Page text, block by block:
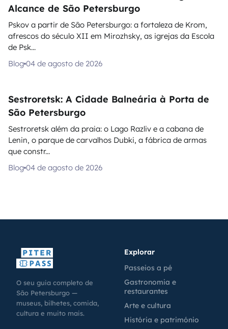
Alcance de São Petersburgo
Pskov a partir de São Petersburgo: a fortaleza de Krom,
afrescos do século XII em Mirozhsky, as igrejas da Escola
de Psk...
Blog 04 de agosto de 2026
Sestroretsk: A Cidade Balneária à Porta de
São Petersburgo
Sestroretsk além da praia: o Lago Razliv e a cabana de
Lenin, o parque de carvalhos Dubki, a fábrica de armas
que constr...
Blog 04 de agosto de 2026
O seu guia completo de
São Petersburgo —
museus, bilhetes, comida,
cultura e muito mais.
Explorar
Passeios a pé
Gastronomia e
restaurantes
Arte e cultura
História e património